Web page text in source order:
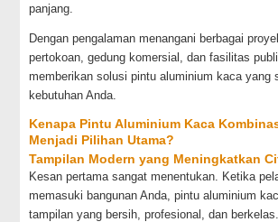
panjang.
Dengan pengalaman menangani berbagai
pertokoan, gedung komersial, dan fasilitas
memberikan solusi pintu aluminium kaca yang
kebutuhan Anda.
Kenapa Pintu Aluminium Kaca
Menjadi Pilihan Utama?
Tampilan Modern yang Meningkatkan
Kesan pertama sangat menentukan. Ketika
memasuki bangunan Anda, pintu aluminium
tampilan yang bersih, profesional, dan berkelas.